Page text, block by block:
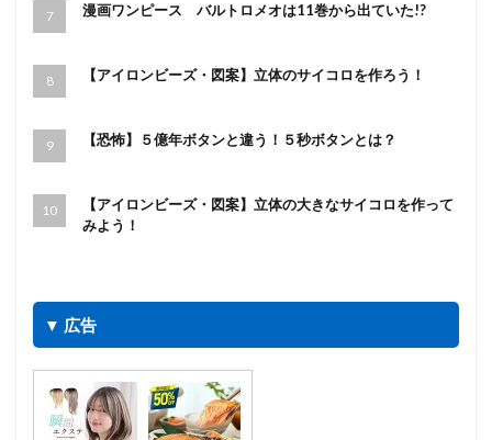
漫画ワンピース バルトロメオは11巻から出ていた!?
【アイロンビーズ・図案】立体のサイコロを作ろう！
【恐怖】５億年ボタンと違う！５秒ボタンとは？
【アイロンビーズ・図案】立体の大きなサイコロを作って
みよう！
▼ 広告